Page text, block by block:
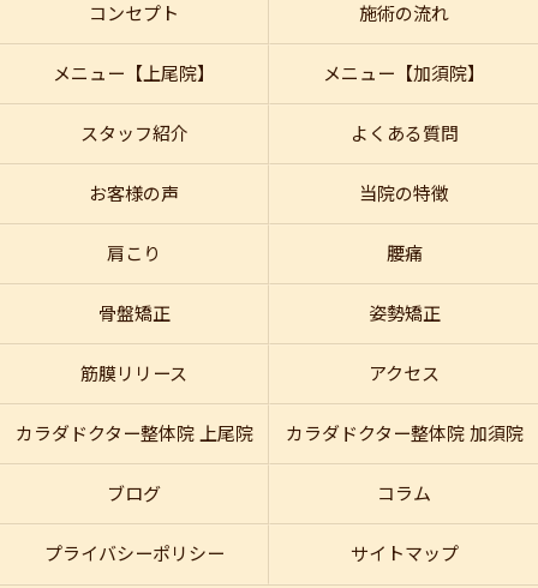
コンセプト 施術の流れ
メニュー【上尾院】 メニュー【加須院】
スタッフ紹介 よくある質問
お客様の声 当院の特徴
肩こり 腰痛
骨盤矯正 姿勢矯正
筋膜リリース アクセス
カラダドクター整体院 上尾院 カラダドクター整体院 加須院
ブログ コラム
プライバシーポリシー サイトマップ